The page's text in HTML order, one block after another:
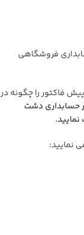
فروشگاهی
فاکتور را چگونه در
حسابداری دشت
نمایید: